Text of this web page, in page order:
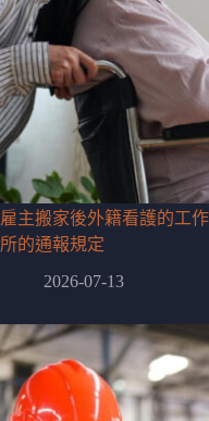
雇主搬家後外籍看護的工
所的通報規定
2026-07-13